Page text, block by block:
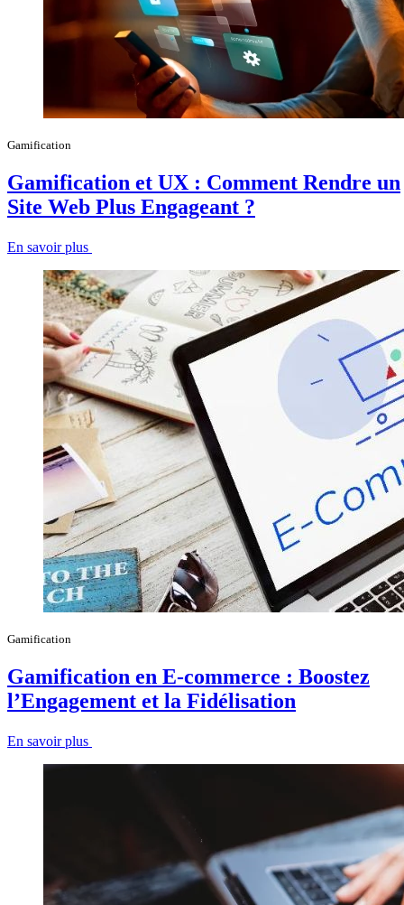
Gamification
Gamification et UX : Comment Rendre un
Site Web Plus Engageant ?
En savoir plus
Gamification
Gamification en E-commerce : Boostez
l’Engagement et la Fidélisation
En savoir plus